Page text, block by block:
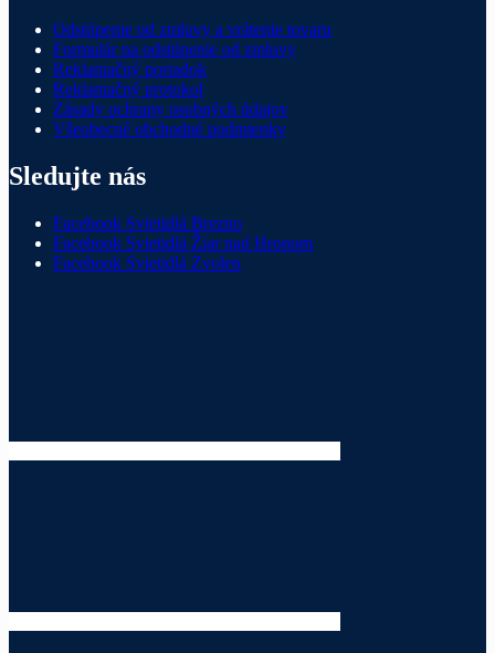
Odstúpenie od zmluvy a vrátenie tovaru
Formulár na odstúpenie od zmluvy
Reklamačný poriadok
Reklamačný protokol
Zásady ochrany osobných údajov
Všeobecné obchodné podmienky
Sledujte nás
Facebook Svietidlá Brezno
Facebook Svietidlá Žiar nad Hronom
Facebook Svietidlá Zvolen